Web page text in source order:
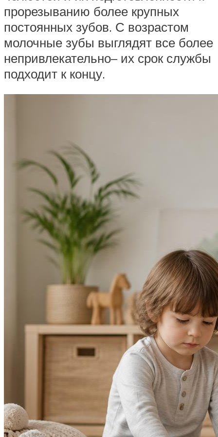
прорезыванию более крупных
постоянных зубов. С возрастом
молочные зубы выглядят все более
непривлекательно– их срок службы
подходит к концу.